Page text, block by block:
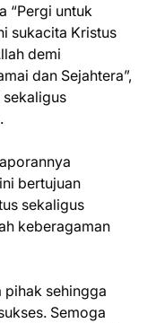
“Pergi untuk
sukacita Kristus
demi
dan Sejahtera”,
bertujuan
sekaligus
keberagaman
pihak sehingga
Semoga